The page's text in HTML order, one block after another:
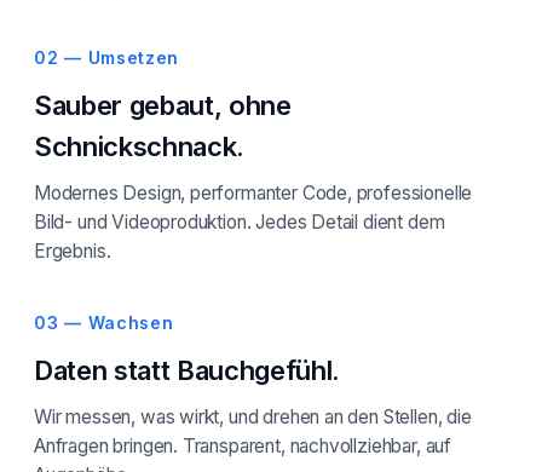
02 — Umsetzen
Sauber gebaut, ohne
Schnickschnack.
Modernes Design, performanter Code, professionelle
Bild- und Videoproduktion. Jedes Detail dient dem
Ergebnis.
03 — Wachsen
Daten statt Bauchgefühl.
Wir messen, was wirkt, und drehen an den Stellen, die
Anfragen bringen. Transparent, nachvollziehbar, auf